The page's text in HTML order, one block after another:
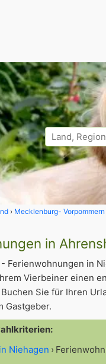
Mecklenburg- Vorpommern
in
- Ferienwohnungen in
Vierbeiner einen
Sie für Ihren
Gastgeber.
Niehagen